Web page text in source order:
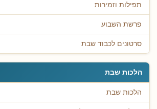
תפילות וזמירות
פרשת השבוע
סרטונים לכבוד שבת
הלכות שבת
הלכות שבת